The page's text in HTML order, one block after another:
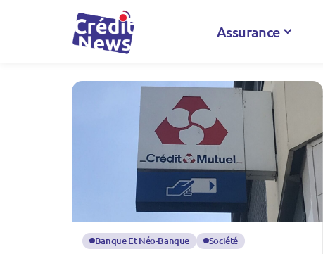
Assurance
Banque Et Néo-Banque Société